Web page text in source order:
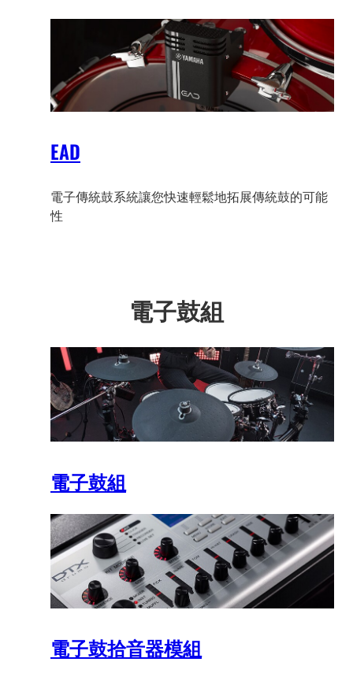
EAD
電子傳統鼓系統讓您快速輕鬆地拓展傳統鼓的可能
性
電子鼓組
電子鼓組
電子鼓拾音器模組